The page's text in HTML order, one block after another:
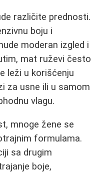
različite prednosti.
boju i
moderan izgled i
mat ruževi često
leži u korišćenju
za usne ili u samom
vlagu.
mnoge žene se
formulama.
sa drugim
boje,